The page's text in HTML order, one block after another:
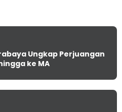
Ungkap Perjuangan
ke MA